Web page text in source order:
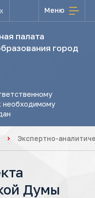
Меню
палата
город
необходимому
Экспертно-
Думы